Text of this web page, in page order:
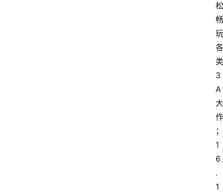
松
畅
玩
各
类
3
A
大
作
；
1
6
.
1